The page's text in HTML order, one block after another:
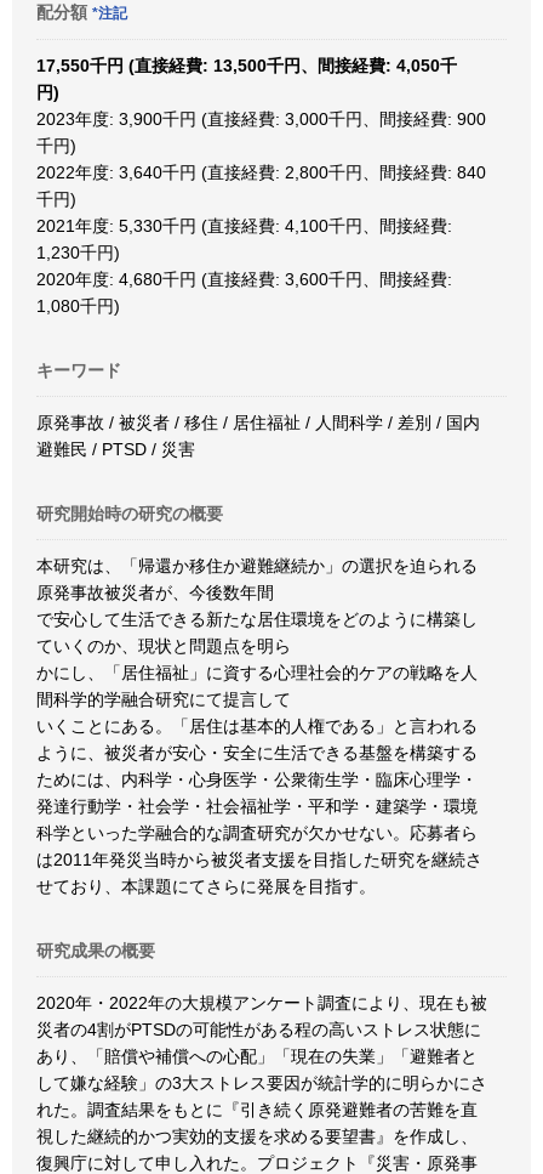
配分額 *注記
17,550千円 (直接経費: 13,500千円、間接経費: 4,050千
円)
2023年度: 3,900千円 (直接経費: 3,000千円、間接経費: 900
千円)
2022年度: 3,640千円 (直接経費: 2,800千円、間接経費: 840
千円)
2021年度: 5,330千円 (直接経費: 4,100千円、間接経費:
1,230千円)
2020年度: 4,680千円 (直接経費: 3,600千円、間接経費:
1,080千円)
キーワード
原発事故 / 被災者 / 移住 / 居住福祉 / 人間科学 / 差別 / 国内
避難民 / PTSD / 災害
研究開始時の研究の概要
本研究は、「帰還か移住か避難継続か」の選択を迫られる
原発事故被災者が、今後数年間
で安心して生活できる新たな居住環境をどのように構築し
ていくのか、現状と問題点を明ら
かにし、「居住福祉」に資する心理社会的ケアの戦略を人
間科学的学融合研究にて提言して
いくことにある。「居住は基本的人権である」と言われる
ように、被災者が安心・安全に生活できる基盤を構築する
ためには、内科学・心身医学・公衆衛生学・臨床心理学・
発達行動学・社会学・社会福祉学・平和学・建築学・環境
科学といった学融合的な調査研究が欠かせない。応募者ら
は2011年発災当時から被災者支援を目指した研究を継続さ
せており、本課題にてさらに発展を目指す。
研究成果の概要
2020年・2022年の大規模アンケート調査により、現在も被
災者の4割がPTSDの可能性がある程の高いストレス状態に
あり、「賠償や補償への心配」「現在の失業」「避難者と
して嫌な経験」の3大ストレス要因が統計学的に明らかにさ
れた。調査結果をもとに『引き続く原発避難者の苦難を直
視した継続的かつ実効的支援を求める要望書』を作成し、
復興庁に対して申し入れた。プロジェクト『災害・原発事